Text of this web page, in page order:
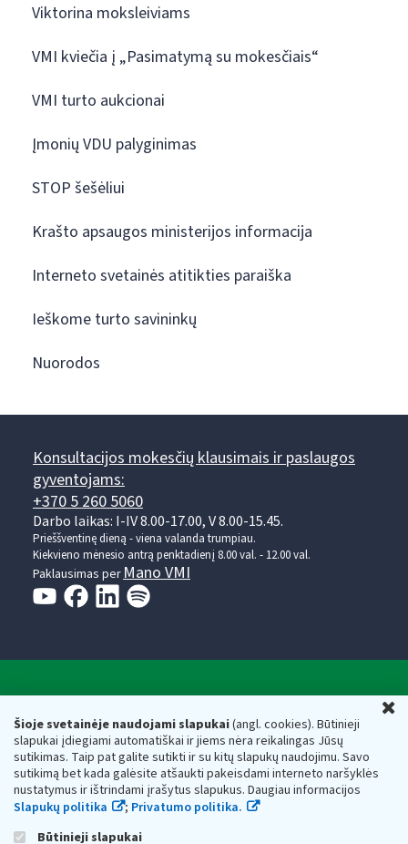
Šioje svetainėje naudojami slapukai(angl. cookies). Būtinieji
slapukai įdiegiami automatiškai ir jiems nėra reikalingas Jūsų
sutikimas. Taip pat galite sutikti ir su kitų slapukų naudojimu. Savo
sutikimą bet kada galėsite atšaukti pakeisdami interneto naršyklės
nustatymus ir ištrindami įrašytus slapukus. Daugiau informacijos
Slapukų politika
; Privatumo politika.
Būtinieji slapukai
Viktorina moksleiviams
VMI kviečia į „Pasimatymą su mokesčiais“
VMI turto aukcionai
Įmonių VDU palyginimas
STOP šešėliui
Krašto apsaugos ministerijos informacija
Interneto svetainės atitikties paraiška
Ieškome turto savininkų
Nuorodos
Konsultacijos mokesčių klausimais ir paslaugos
gyventojams:
+370 5 260 5060
Darbo laikas: I-IV 8.00-17.00, V 8.00-15.45.
Prieššventinę dieną - viena valanda trumpiau.
Kiekvieno mėnesio antrą penktadienį 8.00 val. - 12.00 val.
Paklausimas per Mano VMI
Respublikos finansų ministerijos
Biudžetinė įstaiga. Juridinio asmens kodas — 188659752,
adresas: Vasario 16-osios g. 14, 01107 Vilnius, Lietuva, el.paštas:
vmi@vmi.lt, E. pristatymo dėžutės adresas 188659752
Duomenys apie Valstybinę mokesčių inspekciją prie Lietuvos
Respublikos finansų ministerijos kaupiami ir saugomi Juridinių